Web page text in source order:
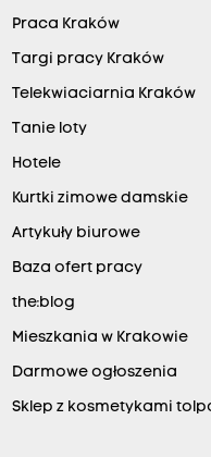
Praca Kraków
Targi pracy Kraków
Telekwiaciarnia Kraków
Tanie loty
Hotele
Kurtki zimowe damskie
Artykuły biurowe
Baza ofert pracy
the:blog
Mieszkania w Krakowie
Darmowe ogłoszenia
Sklep z kosmetykami